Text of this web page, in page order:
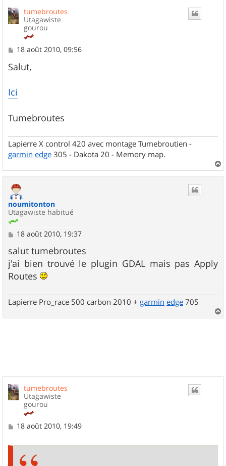
tumebroutes
Utagawiste
gourou
M
s
s
g
e
18 août 2010, 09:56
Salut,
Ici
Tumebroutes
Lapierre X control 420 avec montage Tumebroutien -
garmin edge 305 - Dakota 20 - Memory map.
a
noumitonton
Utagawiste habitué
M
s
s
a
g
e
18 août 2010, 19:37
salut tumebroutes
j'ai bien trouvé le plugin GDAL mais pas Apply
Routes
Lapierre Pro_race 500 carbon 2010 + garmin edge 705
a
tumebroutes
Utagawiste
gourou
M18 août 2010, 19:49